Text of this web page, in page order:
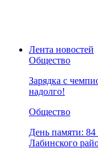
Лента новостей
Общество
Зарядка с
надолго!
Общество
День памяти: 84
Лабинского